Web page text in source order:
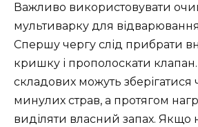
Важливо використовувати
мультиварку для відварювання
Спершу чергу слід прибрати
кришку і прополоскати
складових можуть
минулих страв, а протягом
виділяти власний запах. Якщо